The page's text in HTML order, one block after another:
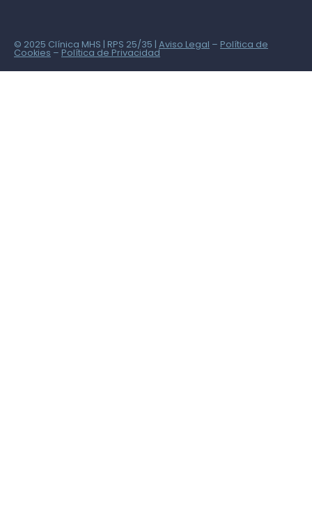
© 2025 Clínica MHS | RPS 25/35 | Aviso Legal – Política de
Cookies – Política de Privacidad